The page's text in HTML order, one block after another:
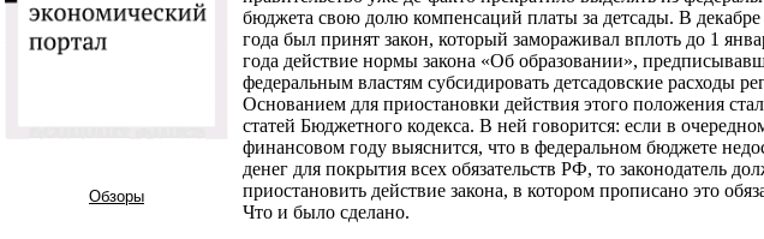
Обзоры
бюджета свою долю компенсаций платы за детсады. В
года был принят закон, который замораживал вплоть до 1
года действие нормы закона «Об образовании»,
федеральным властям субсидировать детсадовские расходы
Основанием для приостановки действия этого положения
статей Бюджетного кодекса. В ней говорится: если в
финансовом году выяснится, что в федеральном бюджете
денег для покрытия всех обязательств РФ, то законодатель
приостановить действие закона, в котором прописано это
Что и было сделано.